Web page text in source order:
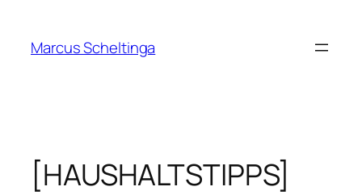
springen
Marcus Scheltinga
[HAUSHALTSTIPPS]